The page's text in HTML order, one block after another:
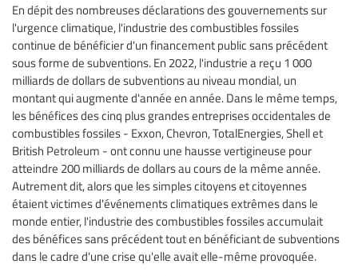
En dépit des nombreuses déclarations des gouvernements sur
l'urgence climatique, l'industrie des combustibles fossiles
continue de bénéficier d'un financement public sans précédent
sous forme de subventions. En 2022, l'industrie a reçu 1 000
milliards de dollars de subventions au niveau mondial, un
montant qui augmente d'année en année. Dans le même temps,
les bénéfices des cinq plus grandes entreprises occidentales de
combustibles fossiles - Exxon, Chevron, TotalEnergies, Shell et
British Petroleum - ont connu une hausse vertigineuse pour
atteindre 200 milliards de dollars au cours de la même année.
Autrement dit, alors que les simples citoyens et citoyennes
étaient victimes d'événements climatiques extrêmes dans le
monde entier, l'industrie des combustibles fossiles accumulait
des bénéfices sans précédent tout en bénéficiant de subventions
dans le cadre d'une crise qu'elle avait elle-même provoquée.